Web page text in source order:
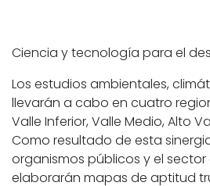
Ciencia y tecnología para el
Los estudios ambientales,
llevarán a cabo en cuatro
Valle Inferior, Valle Medio, Alto
Como resultado de esta
organismos públicos y el sector
elaborarán mapas de aptitud